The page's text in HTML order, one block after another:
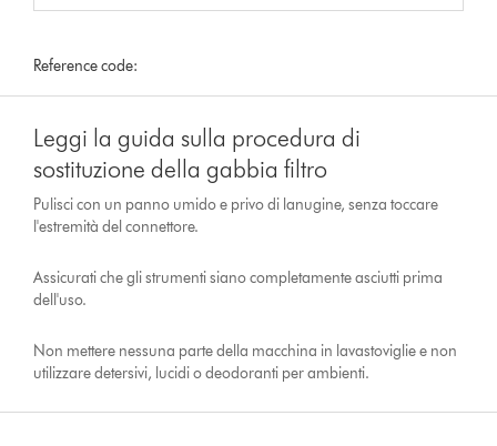
Reference code:
Leggi la guida sulla procedura di
sostituzione della gabbia filtro
Pulisci con un panno umido e privo di lanugine, senza toccare
l'estremità del connettore.
Assicurati che gli strumenti siano completamente asciutti prima
dell'uso.
Non mettere nessuna parte della macchina in lavastoviglie e non
utilizzare detersivi, lucidi o deodoranti per ambienti.